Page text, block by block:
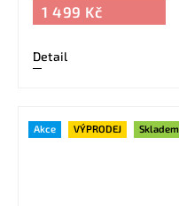
1 499 Kč
Detail
Akce VÝPRODEJ Skladem